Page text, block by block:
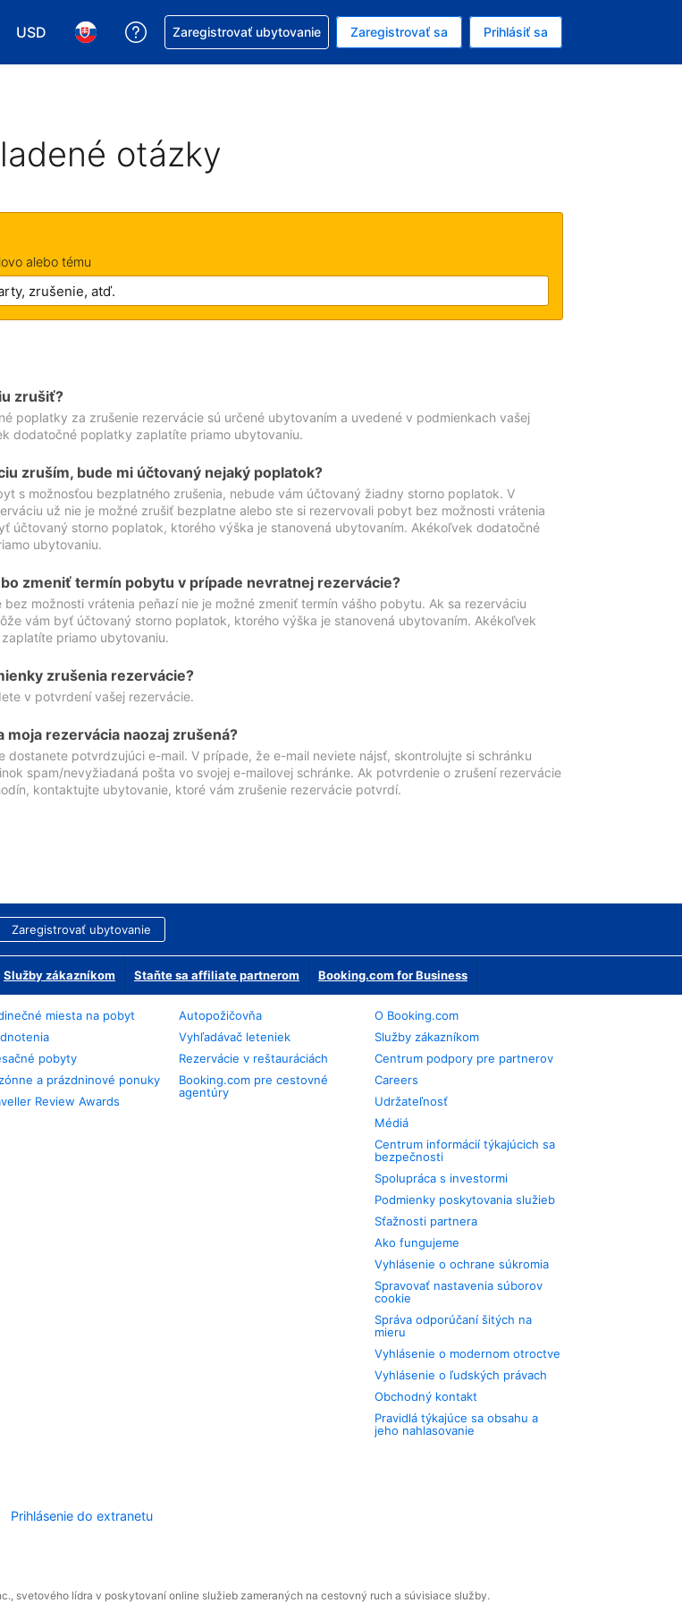
USD
Vybrať menu. Momentálne máte zvolenú menu Americký dolár
Vybrať jazyk. Momentálne máte zvolený jazyk V slovenčine
Získajte pomoc s rezerváciou
Zaregistrovať ubytovanie Zaregistrovať sa Prihlásiť sa
otázky
alebo tému
zrušiť?
poplatky za zrušenie rezervácie sú určené ubytovaním a uvedené v podmienkach vašej
dodatočné poplatky zaplatíte priamo ubytovaniu.
zruším, bude mi účtovaný nejaký poplatok?
s možnosťou bezplatného zrušenia, nebude vám účtovaný žiadny storno poplatok. V
už nie je možné zrušiť bezplatne alebo ste si rezervovali pobyt bez možnosti vrátenia
účtovaný storno poplatok, ktorého výška je stanovená ubytovaním. Akékoľvek dodatočné
ubytovaniu.
zmeniť termín pobytu v prípade nevratnej rezervácie?
možnosti vrátenia peňazí nie je možné zmeniť termín vášho pobytu. Ak sa rezerváciu
vám byť účtovaný storno poplatok, ktorého výška je stanovená ubytovaním. Akékoľvek
priamo ubytovaniu.
zrušenia rezervácie?
v potvrdení vašej rezervácie.
moja rezervácia naozaj zrušená?
dostanete potvrdzujúci e-mail. V prípade, že e-mail neviete nájsť, skontrolujte si schránku
spam/nevyžiadaná pošta vo svojej e-mailovej schránke. Ak potvrdenie o zrušení rezervácie
kontaktujte ubytovanie, ktoré vám zrušenie rezervácie potvrdí.
Zaregistrovať ubytovanie
Služby zákazníkom Staňte sa affiliate partnerom Booking.com for Business
miesta na pobyt
pobyty
a prázdninové ponuky
Review Awards
Autopožičovňa
Vyhľadávač leteniek
Rezervácie v reštauráciách
Booking.com pre cestovné
agentúry
O Booking.com
Služby zákazníkom
Centrum podpory pre partnerov
Careers
Udržateľnosť
Médiá
Centrum informácií týkajúcich sa
bezpečnosti
Spolupráca s investormi
Podmienky poskytovania služieb
Sťažnosti partnera
Ako fungujeme
Vyhlásenie o ochrane súkromia
Spravovať nastavenia súborov
cookie
Správa odporúčaní šitých na
mieru
Vyhlásenie o modernom otroctve
Vyhlásenie o ľudských právach
Obchodný kontakt
Pravidlá týkajúce sa obsahu a
jeho nahlasovanie
Prihlásenie do extranetu
svetového lídra v poskytovaní online služieb zameraných na cestovný ruch a súvisiace služby.